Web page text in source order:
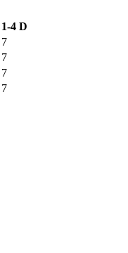
1-4 D
7
7
7
7